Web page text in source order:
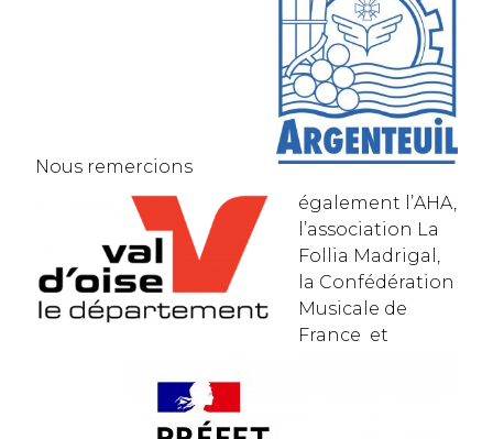
Nous remercions
également l’AHA,
l’association La
Follia Madrigal,
la Confédération
Musicale de
France et